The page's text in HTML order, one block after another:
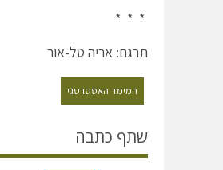
* * *
תרגם: אריה טל-אור
המימד האסטרטגי
שתף כתבה